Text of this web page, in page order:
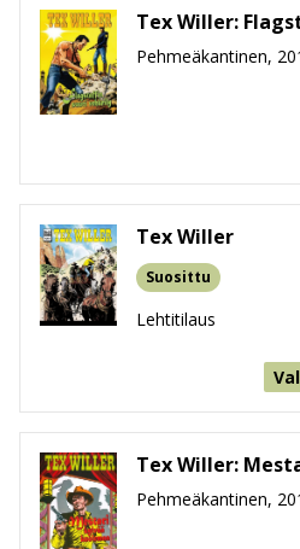
Ikäryhmä
9-99
Tex Willer:
Pehmeäkantinen,
Tex Willer
Suosittu
Lehtitilaus
Tex Willer:
Pehmeäkantinen,